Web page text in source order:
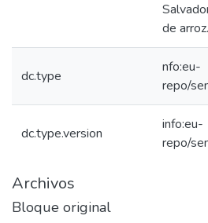
de arroz.
dc.type
nfo:eu-
repo/
dc.type.version
info:eu-
repo/
Archivos
Bloque original